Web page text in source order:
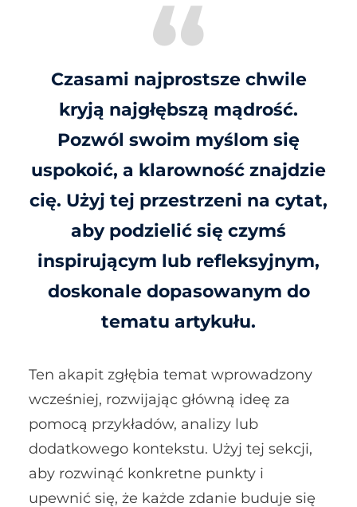
Czasami najprostsze chwile
kryją najgłębszą mądrość.
Pozwól swoim myślom się
uspokoić, a klarowność znajdzie
cię. Użyj tej przestrzeni na cytat,
aby podzielić się czymś
inspirującym lub refleksyjnym,
doskonale dopasowanym do
tematu artykułu.
Ten akapit zgłębia temat wprowadzony
wcześniej, rozwijając główną ideę za
pomocą przykładów, analizy lub
dodatkowego kontekstu. Użyj tej sekcji,
aby rozwinąć konkretne punkty i
upewnić się, że każde zdanie buduje się